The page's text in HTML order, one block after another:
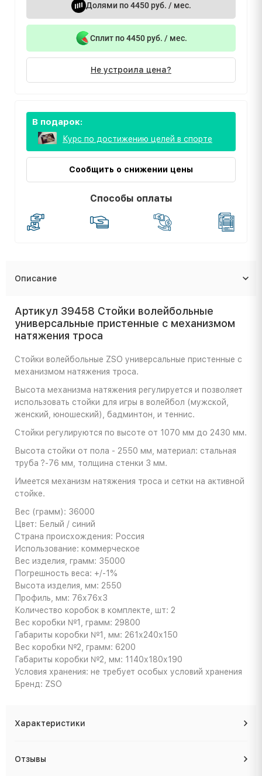
Долями по 4450 руб. / мес.
Сплит по 4450 руб. / мес.
Не устроила цена?
В подарок:
Курс по достижению целей в спорте
Сообщить о снижении цены
Способы оплаты
Описание
Артикул 39458 Стойки волейбольные
универсальные пристенные с механизмом
натяжения троса
Стойки волейбольные ZSO универсальные пристенные с
механизмом натяжения троса.
Высота механизма натяжения регулируется и позволяет
использовать стойки для игры в волейбол (мужской,
женский, юношеский), бадминтон, и теннис.
Стойки регулируются по высоте от 1070 мм до 2430 мм.
Высота стойки от пола - 2550 мм, материал: стальная
труба ?-76 мм, толщина стенки 3 мм.
Имеется механизм натяжения троса и сетки на активной
стойке.
Вес (грамм): 36000
Цвет: Белый / синий
Страна происхождения: Россия
Использование: коммерческое
Вес изделия, грамм: 35000
Погрешность веса: +/-1%
Высота изделия, мм: 2550
Профиль, мм: 76х76х3
Количество коробок в комплекте, шт: 2
Вес коробки №1, грамм: 29800
Габариты коробки №1, мм: 261х240х150
Вес коробки №2, грамм: 6200
Габариты коробки №2, мм: 1140х180х190
Условия хранения: не требует особых условий хранения
Бренд: ZSO
Характеристики
Отзывы